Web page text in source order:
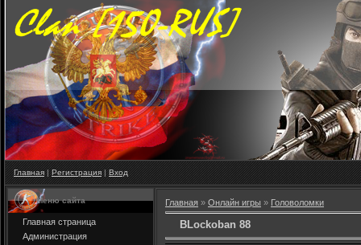
Главная |Регистрация|Вход
Меню сайта
Главная страница
Администрация
Главная » Онлайн игры » Головоломки
BLockoban 88